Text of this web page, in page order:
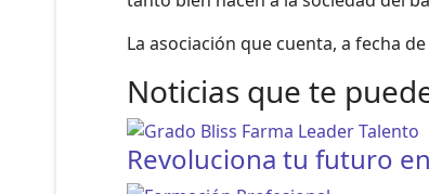
La asociación que cuenta, a fecha
Noticias que te
Revoluciona tu futuro